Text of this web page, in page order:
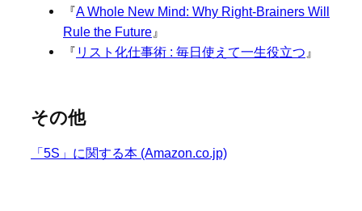
『A Whole New Mind: Why Right-Brainers Will
Rule the Future 』
『 リスト化仕事術 : 毎日使えて一生役立つ 』
その他
「5S」に関する本 (Amazon.co.jp)